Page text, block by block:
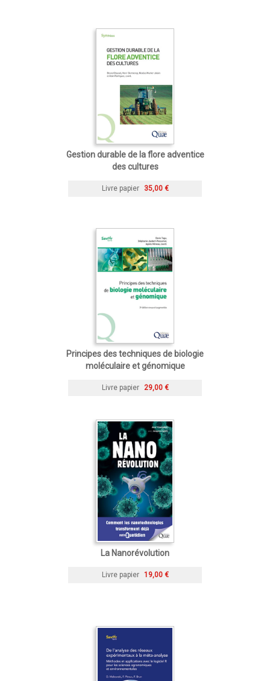
Gestion durable de la flore adventice
des cultures
Livre papier 35,00 €
Principes des techniques de biologie
moléculaire et génomique
Livre papier 29,00 €
La Nanorévolution
Livre papier 19,00 €